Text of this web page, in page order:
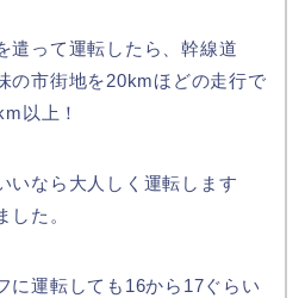
遣って運転したら、幹線道
の市街地を20kmほどの走行で
以上！
いなら大人しく運転します
した。
に運転しても16から17ぐらい